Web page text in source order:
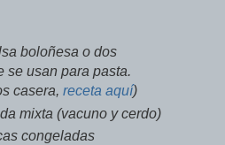
boloñesa o dos
se usan para pasta.
casera, receta aquí)
mixta (vacuno y cerdo)
congeladas